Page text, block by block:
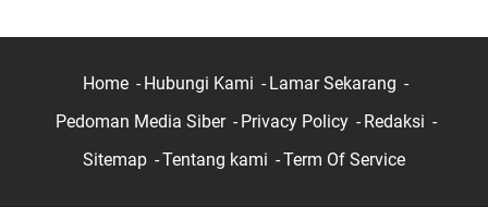
Home Hubungi Kami
Lamar Sekarang
Pedoman Media Siber
Privacy Policy
Redaksi
Sitemap
Tentang kami Term Of Service